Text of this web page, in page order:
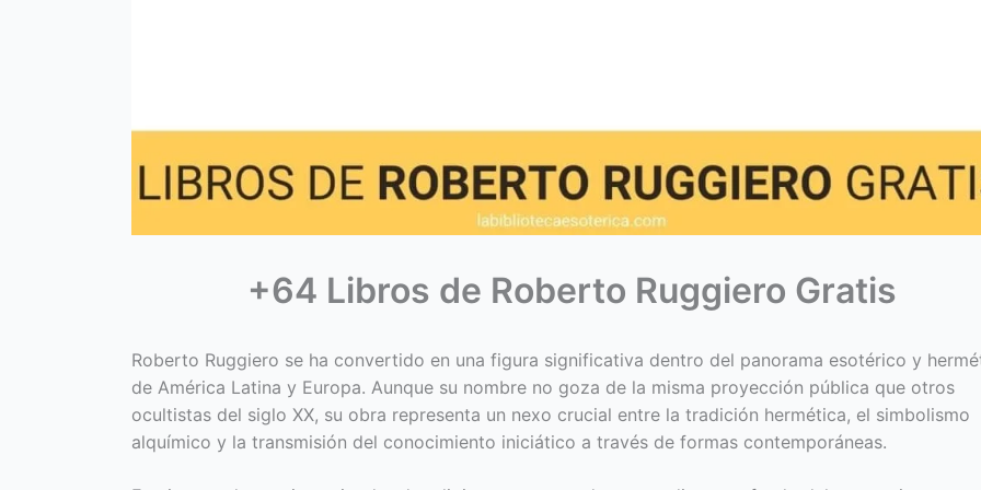
+64 Libros de Roberto Ruggiero Gratis
Roberto Ruggiero se ha convertido en una figura significativa dentro del panorama esotérico y
de América Latina y Europa. Aunque su nombre no goza de la misma proyección pública que otros
ocultistas del siglo XX, su obra representa un nexo crucial entre la tradición hermética, el simbolismo
alquímico y la transmisión del conocimiento iniciático a través de formas contemporáneas.